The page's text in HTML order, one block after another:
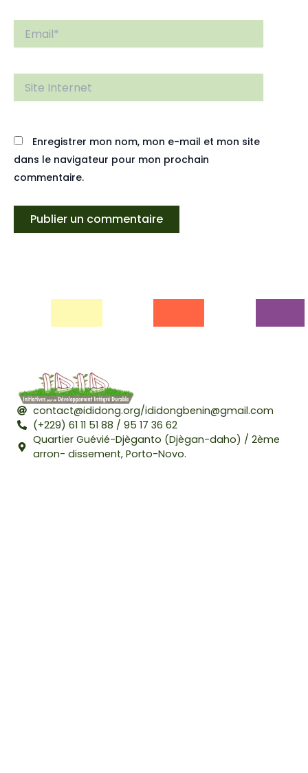
Internet
Enregistrer mon nom, mon e-mail et mon site
dans le navigateur pour mon prochain
commentaire.
contact@ididong.org/ididongbenin@gmail.com
(+229) 61 11 51 88 / 95 17 36 62
Quartier Guévié-Djèganto (Djègan-daho) / 2ème
arron- dissement, Porto-Novo.